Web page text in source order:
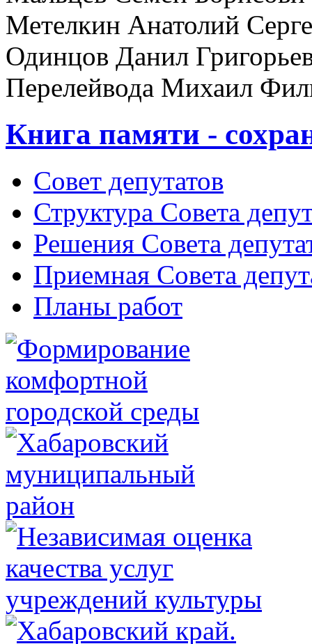
Метелкин Анатолий
Одинцов Данил
Перелейвода Михаил
Книга памяти -
Совет депутатов
Структура Совета
Решения Совета
Приемная Совета
Планы работ